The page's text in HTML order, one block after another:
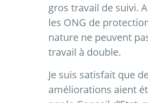
gros travail de suivi. A
les ONG de
nature ne peuvent
travail à double.
Je suis satisfait que
améliorations aient